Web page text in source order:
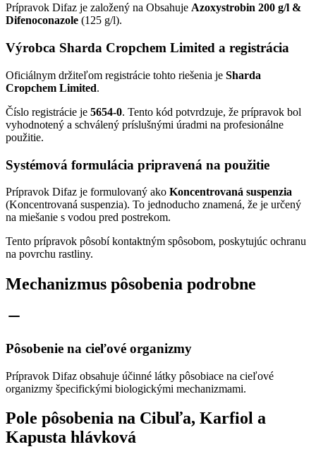
Prípravok Difaz je založený na Obsahuje Azoxystrobin 200 g/l &
Difenoconazole (125 g/l).
Výrobca Sharda Cropchem Limited a registrácia
Oficiálnym držiteľom registrácie tohto riešenia je Sharda
Cropchem Limited.
Číslo registrácie je 5654-0. Tento kód potvrdzuje, že prípravok bol
vyhodnotený a schválený príslušnými úradmi na profesionálne
použitie.
Systémová formulácia pripravená na použitie
Prípravok Difaz je formulovaný ako Koncentrovaná suspenzia
(Koncentrovaná suspenzia). To jednoducho znamená, že je určený
na miešanie s vodou pred postrekom.
Tento prípravok pôsobí kontaktným spôsobom, poskytujúc ochranu
na povrchu rastliny.
Mechanizmus pôsobenia podrobne
Pôsobenie na cieľové organizmy
Prípravok Difaz obsahuje účinné látky pôsobiace na cieľové
organizmy špecifickými biologickými mechanizmami.
Pole pôsobenia na Cibuľa, Karfiol a
Kapusta hlávková